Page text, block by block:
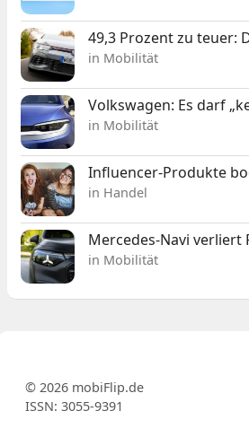
49,3 Prozent zu teuer:
in Mobilität
Volkswagen: Es darf
in Mobilität
Influencer-Produkte
in Handel
Mercedes-Navi verliert
in Mobilität
© 2026 mobiFlip.de
ISSN: 3055-9391